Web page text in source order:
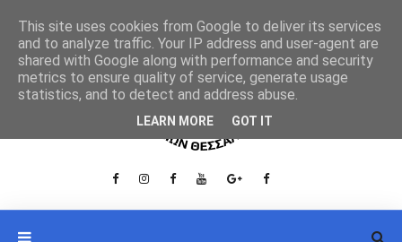
This site uses cookies from Google to deliver its services
and to analyze traffic. Your IP address and user-agent are
shared with Google along with performance and security
metrics to ensure quality of service, generate usage
statistics, and to detect and address abuse.
LEARN MORE GOT IT